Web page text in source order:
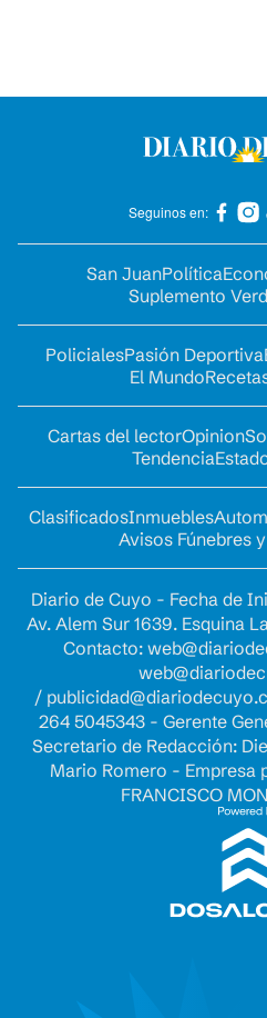
Seguinos en:
San JuanPolítica
Suplemento
PolicialesPasión Deportiva
El Mundo
Cartas del lectorOpinion
Tendencia
ClasificadosInmuebles
Avisos Fúnebres
Diario de Cuyo - Fecha de
Av. Alem Sur 1639. Esquina
Contacto:
/
264 5045343 - Gerente
Secretario de Redacción:
Mario Romero - Empresa
FRANCISCO